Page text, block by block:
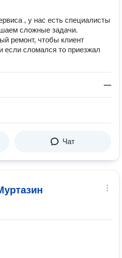
, у нас есть специалисты
сложные задачи.
ремонт, чтобы клиент
если сломался то приезжал
—
Чат